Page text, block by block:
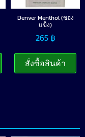
Denver Menthol (ซอง
แข็ง)
265 ฿
สั่งซื้อสินค้า